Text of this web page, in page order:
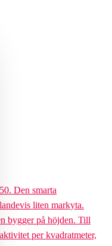
Den smarta
liten markyta.
bygger på höjden. Till
per kvadratmeter,